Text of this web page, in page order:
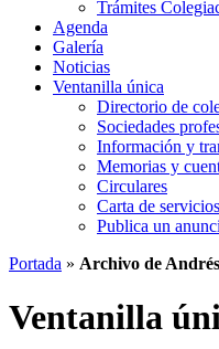
Trámites
Agenda
Galería
Noticias
Ventanilla única
Directorio de
Sociedades
Información y
Memorias y
Circulares
Carta de servicios
Publica un
Portada » Archivo de
Ventanilla